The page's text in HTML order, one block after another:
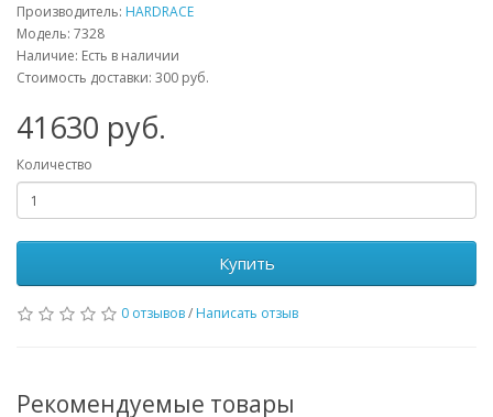
Производитель: HARDRACE
Модель: 7328
Наличие: Есть в наличии
Стоимость доставки: 300 руб.
41630 руб.
Количество
Купить
0 отзывов/ Написать отзыв
Рекомендуемые товары